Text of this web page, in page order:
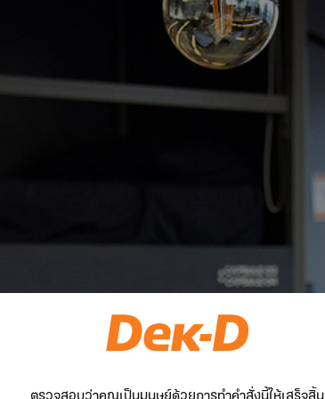
ตรวจสอบว่าคุณเป็นมนุษย์ด้วยการทำคำสั่งนี้ให้เสร็จสิ้น